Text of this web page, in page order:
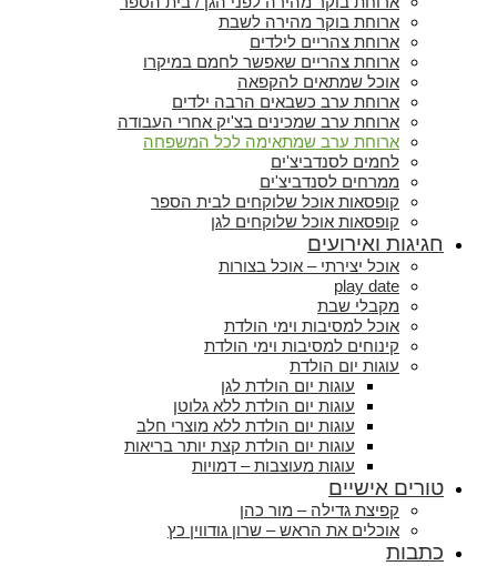
ארוחת בוקר מהירה לשבת
ארוחת צהריים לילדים
ארוחת צהריים שאפשר לחמם במיקרו
אוכל שמתאים להקפאה
ארוחת ערב כשבאים הרבה ילדים
ארוחת ערב שמכינים בצ'יק אחרי העבודה
ארוחת ערב שמתאימה לכל המשפחה
לחמים לסנדביצ'ים
ממרחים לסנדביצ'ים
קופסאות אוכל שלוקחים לבית הספר
קופסאות אוכל שלוקחים לגן
חגיגות ואירועים
אוכל יצירתי – אוכל בצורות
play date
מקבלי שבת
אוכל למסיבות וימי הולדת
קינוחים למסיבות וימי הולדת
עוגות יום הולדת
עוגות יום הולדת לגן
עוגות יום הולדת ללא גלוטן
עוגות יום הולדת ללא מוצרי חלב
עוגות יום הולדת קצת יותר בריאות
עוגות מעוצבות – דמויות
טורים אישיים
קפיצת גדילה – מור כהן
אוכלים את הראש – שרון גודווין כץ
כתבות